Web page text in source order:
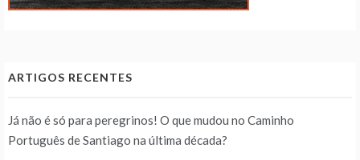
ARTIGOS RECENTES
Já não é só para peregrinos! O que mudou no Caminho
Português de Santiago na última década?